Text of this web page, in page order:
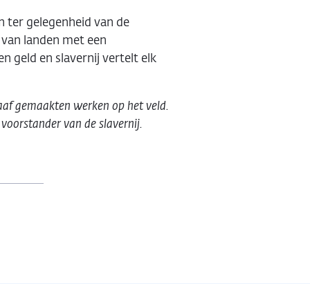
ter gelegenheid van de
landen met een
geld en slavernij vertelt elk
gemaakten werken op het veld.
van de slavernij.